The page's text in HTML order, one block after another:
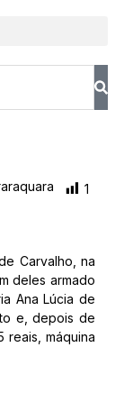
1
Carvalho, na
deles armado
Ana Lúcia de
e, depois de
reais, máquina